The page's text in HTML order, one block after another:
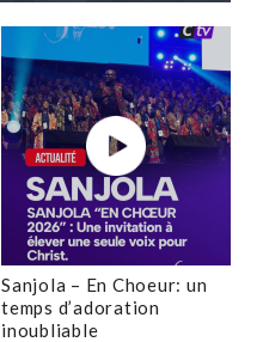
Sanjola – En Choeur: un
temps d’adoration
inoubliable